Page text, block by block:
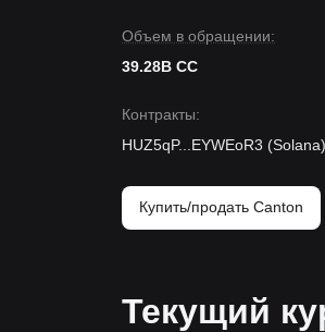
Объем в обращении:
39.28B CC
Контракты:
HUZ5qP... EYWEoR3 (Solana)
Купить/продать Canton
Текущий